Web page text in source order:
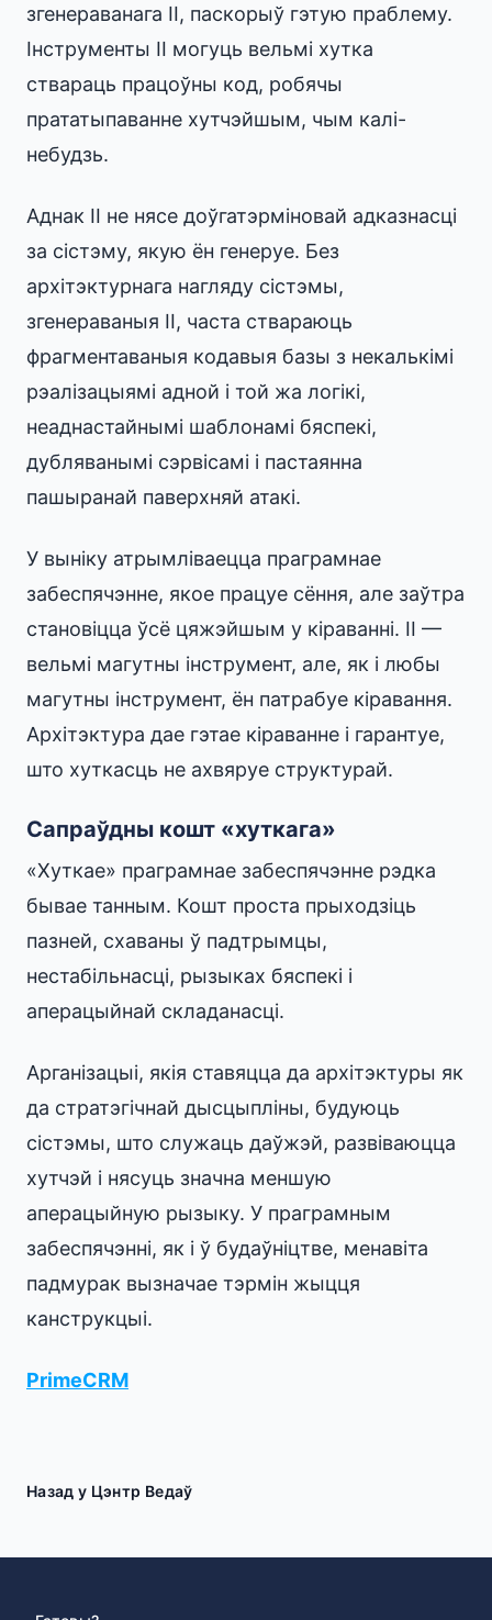
згенераванага ІІ, паскорыў гэтую праблему.
Інструменты ІІ могуць вельмі хутка
ствараць працоўны код, робячы
прататыпаванне хутчэйшым, чым калі-
небудзь.
Аднак ІІ не нясе доўгатэрміновай адказнасці
за сістэму, якую ён генеруе. Без
архітэктурнага нагляду сістэмы,
згенераваныя ІІ, часта ствараюць
фрагментаваныя кодавыя базы з некалькімі
рэалізацыямі адной і той жа логікі,
неаднастайнымі шаблонамі бяспекі,
дубляванымі сэрвісамі і пастаянна
пашыранай паверхняй атакі.
У выніку атрымліваецца праграмнае
забеспячэнне, якое працуе сёння, але заўтра
становіцца ўсё цяжэйшым у кіраванні. ІІ —
вельмі магутны інструмент, але, як і любы
магутны інструмент, ён патрабуе кіравання.
Архітэктура дае гэтае кіраванне і гарантуе,
што хуткасць не ахвяруе структурай.
Сапраўдны кошт «хуткага»
«Хуткае» праграмнае забеспячэнне рэдка
бывае танным. Кошт проста прыходзіць
пазней, схаваны ў падтрымцы,
нестабільнасці, рызыках бяспекі і
аперацыйнай складанасці.
Арганізацыі, якія ставяцца да архітэктуры як
да стратэгічнай дысцыпліны, будуюць
сістэмы, што служаць даўжэй, развіваюцца
хутчэй і нясуць значна меншую
аперацыйную рызыку. У праграмным
забеспячэнні, як і ў будаўніцтве, менавіта
падмурак вызначае тэрмін жыцця
канструкцыі.
PrimeCRM
Назад у Цэнтр Ведаў